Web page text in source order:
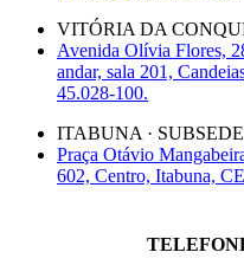
VITÓRIA DA
Avenida Olívia Flores,
andar, sala 201,
45.028-100.
ITABUNA · SUBSEDE
Praça Otávio
602, Centro, Itabuna,